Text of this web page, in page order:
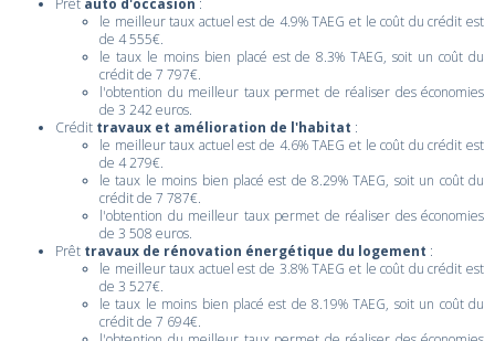
Prêt auto d'occasion :
le meilleur taux actuel est de 4.9% TAEG et le coût du crédit est
de 4 555€.
le taux le moins bien placé est de 8.3% TAEG, soit un coût du
crédit de 7 797€.
l'obtention du meilleur taux permet de réaliser des économies
de 3 242 euros.
Crédit travaux et amélioration de l'habitat :
le meilleur taux actuel est de 4.6% TAEG et le coût du crédit est
de 4 279€.
le taux le moins bien placé est de 8.29% TAEG, soit un coût du
crédit de 7 787€.
l'obtention du meilleur taux permet de réaliser des économies
de 3 508 euros.
Prêt travaux de rénovation énergétique du logement :
le meilleur taux actuel est de 3.8% TAEG et le coût du crédit est
de 3 527€.
le taux le moins bien placé est de 8.19% TAEG, soit un coût du
crédit de 7 694€.